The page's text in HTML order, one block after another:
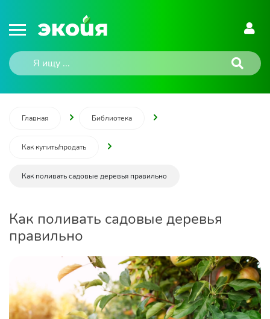
Главная Библиотека
Как купить/продать
Как поливать садовые деревья правильно
Как поливать садовые деревья
правильно